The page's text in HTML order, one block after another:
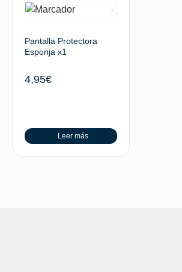
Pantalla Protectora
Esponja x1
4,95€
Leer más